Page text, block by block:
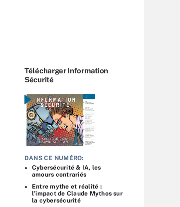
Télécharger Information
Sécurité
DANS CE NUMÉRO:
Cybersécurité & IA, les
amours contrariés
Entre mythe et réalité :
l’impact de Claude Mythos sur
la cybersécurité